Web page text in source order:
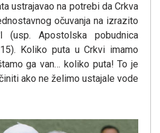
ustrajavao na potrebi da Crkva
očuvanja na izrazito
(usp. Apostolska pobudnica
Koliko puta u Crkvi imamo
ga van… koliko puta! To je
ako ne želimo ustajale vode